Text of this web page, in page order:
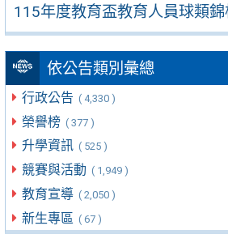
115年度教育盃教育人員球類
依公告類別彙總
行政公告 ( 4,330 )
榮譽榜 ( 377 )
升學資訊 ( 525 )
競賽與活動 ( 1,949 )
教育宣導 ( 2,050 )
新生專區 ( 67 )